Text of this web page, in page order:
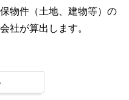
物件（土地、建物等）の
社が算出します。